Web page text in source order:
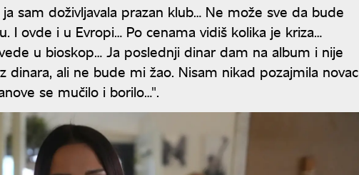
sam doživljavala prazan klub… Ne može sve da bude
I ovde i u Evropi… Po cenama vidiš kolika je kriza…
u bioskop… Ja poslednji dinar dam na album i nije
dinara, ali ne bude mi žao. Nisam nikad pozajmila novac
se mučilo i borilo…".